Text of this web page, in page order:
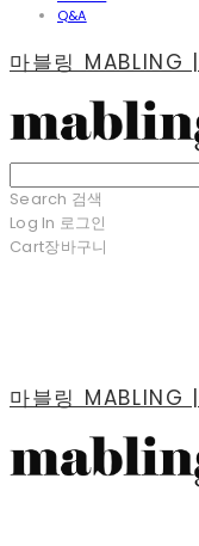
Q&A
마블링 MABLING
Search 검색
Log In 로그인
Cart장바구니
마블링 MABLING